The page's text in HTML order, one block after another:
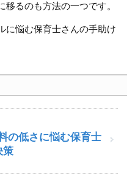
るのも方法の一つです。
に悩む保育士さんの手助け
の低さに悩む保育士
策